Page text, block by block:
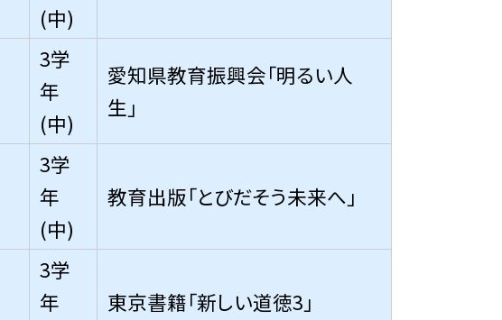
(中)
3学
年
(中)
愛知県教育振興会「明るい人
生」
3学
年
(中)
教育出版「とびだそう未来へ」
3学
年
東京書籍「新しい道徳3」